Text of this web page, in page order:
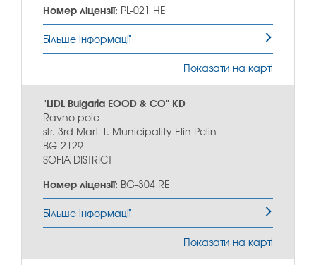
Номер ліцензії: PL-021 HE
Більше інформації
Показати на карті
"LIDL Bulgaria EOOD & CO" KD
Ravno pole
str. 3rd Mart 1. Municipality Elin Pelin
BG-2129
SOFIA DISTRICT
Номер ліцензії: BG-304 RE
Більше інформації
Показати на карті